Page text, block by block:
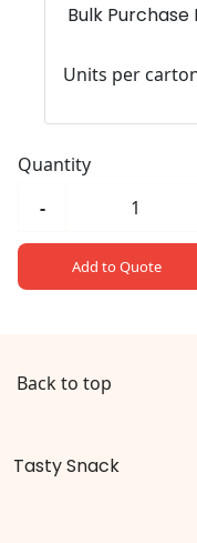
Bulk Purchase
Units per
Quantity
-
Add to Quote
Back to top
Tasty Snack